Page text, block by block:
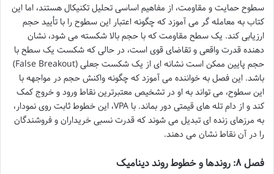
سطوح حمایت و مقاومت، از مفاهیم اساسی تحلیل تکنیکال هستند، اما این
کتاب به معامله گر می آموزد که چگونه اعتبار این سطوح را با تأیید حجم
ارزیابی کند. یک سطح مقاومت که با حجم بالا شکسته می شود، نشان
دهنده قدرت واقعی و تقاضای قوی است، در حالی که شکست یک سطح با
حجم پایین ممکن است نشانه ای از یک شکست جعلی (False Breakout)
باشد. این فصل به خواننده می آموزد که چگونه واکنش حجم در مواجهه با
این سطوح، می تواند به او در تشخیص معتبرترین نقاط ورود و خروج کمک
کند و از دام تله های قیمتی دور بماند. با VPA، این خطوط ثابت روی نمودار،
به مرزهای زنده ای تبدیل می شوند که قدرت نسبی خریداران و فروشندگان
را در آن نقاط نشان می دهند.
فصل ۸: روندها و خطوط روند دینامیک